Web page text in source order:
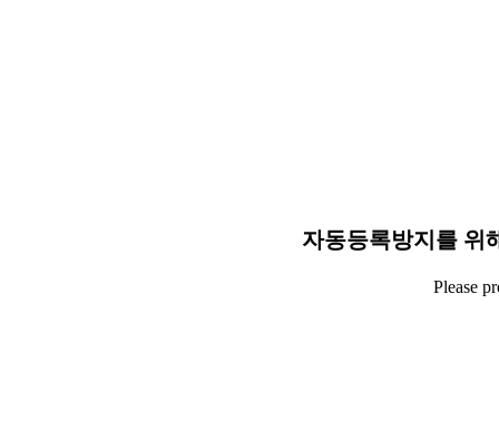
자동등록방지를 위
Please